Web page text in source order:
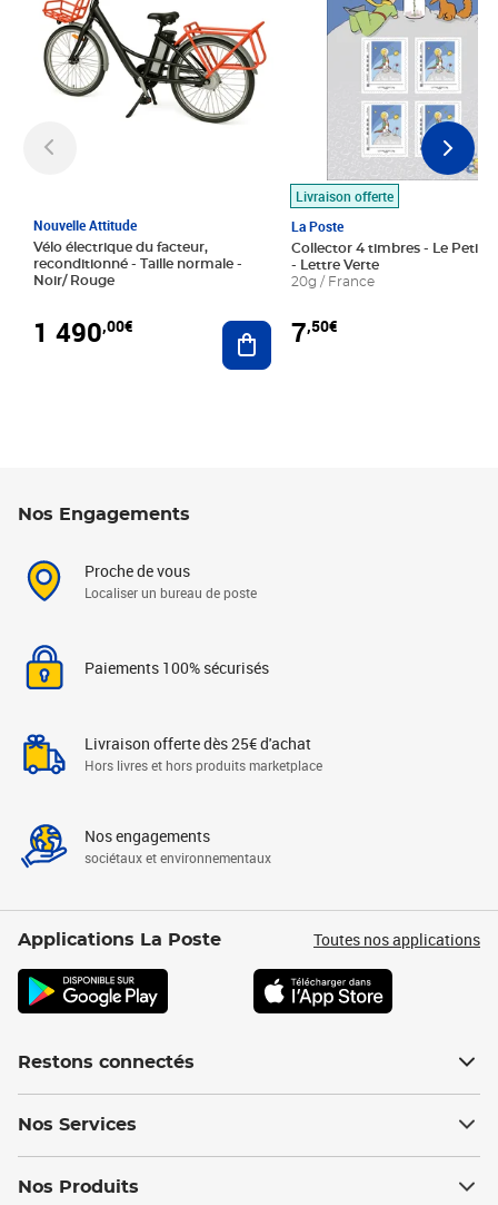
Nouvelle Attitude
Vélo électrique du facteur,
reconditionné - Taille normale -
Noir/ Rouge
1 490,00€ Ajouter au panier
Livraison offerte
La Poste
Collector 4 timbres - Le Petit
- Lettre Verte
20g / France
7,50€
Nos Engagements
Proche de vous
Localiser un bureau de poste
Paiements 100% sécurisés
Livraison offerte dès 25€ d'achat
Hors livres et hors produits marketplace
Nos engagements
sociétaux et environnementaux
Applications La Poste Toutes nos applications
Restons connectés
Nos Services
Nos Produits